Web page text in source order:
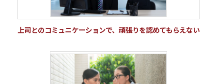
上司とのコミュニケーションで、頑張りを認めてもらえない